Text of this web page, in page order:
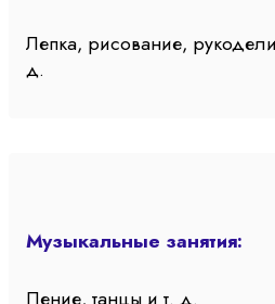
Лепка, рисование,
д.
Музыкальные занятия: